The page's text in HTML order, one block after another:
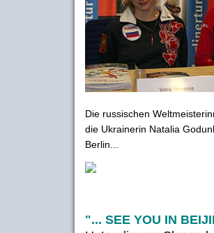
Die russischen
die Ukrainerin Natalia
Berlin...
"... SEE YOU IN